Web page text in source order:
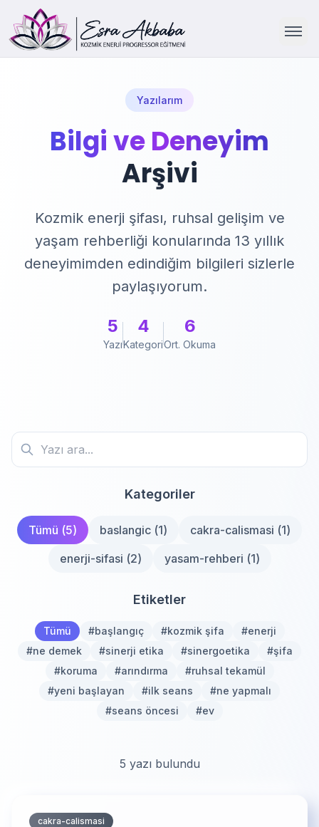
İletişim
Yazılarım
Bilgi ve Deneyim
Arşivi
Kozmik enerji şifası, ruhsal gelişim ve
yaşam rehberliği konularında 13 yıllık
deneyimimden edindiğim bilgileri sizlerle
paylaşıyorum.
5
Yazı
4
Kategori
6
Ort. Okuma
Kategoriler
Tümü (5) baslangic (1) cakra-calismasi (1)
enerji-sifasi (2) yasam-rehberi (1)
Etiketler
Tümü #başlangıç #kozmik şifa #enerji
#ne demek #sinerji etika #sinergoetika #şifa
#koruma #arındırma #ruhsal tekamül
#yeni başlayan #ilk seans #ne yapmalı
#seans öncesi #ev
5 yazı bulundu
cakra-calismasi